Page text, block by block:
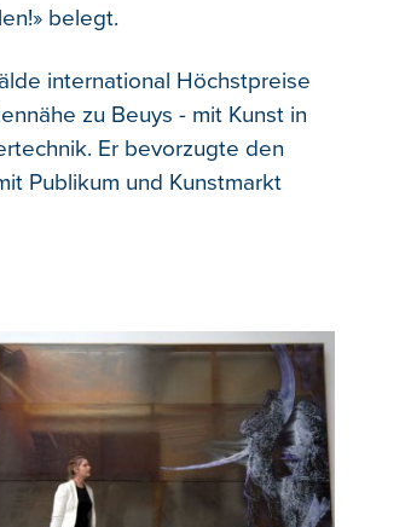
belegt.
international Höchstpreise
zu Beuys - mit Kunst in
Er bevorzugte den
Publikum und Kunstmarkt